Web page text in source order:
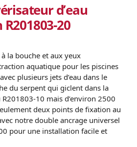
d’eau
20
à la bouche et aux yeux
aquatique pour les piscines
plusieurs jets d’eau dans le
du serpent qui giclent dans la
10 mais d’environ 2500
deux points de fixation au
notre double ancrage universel
pour une installation facile et